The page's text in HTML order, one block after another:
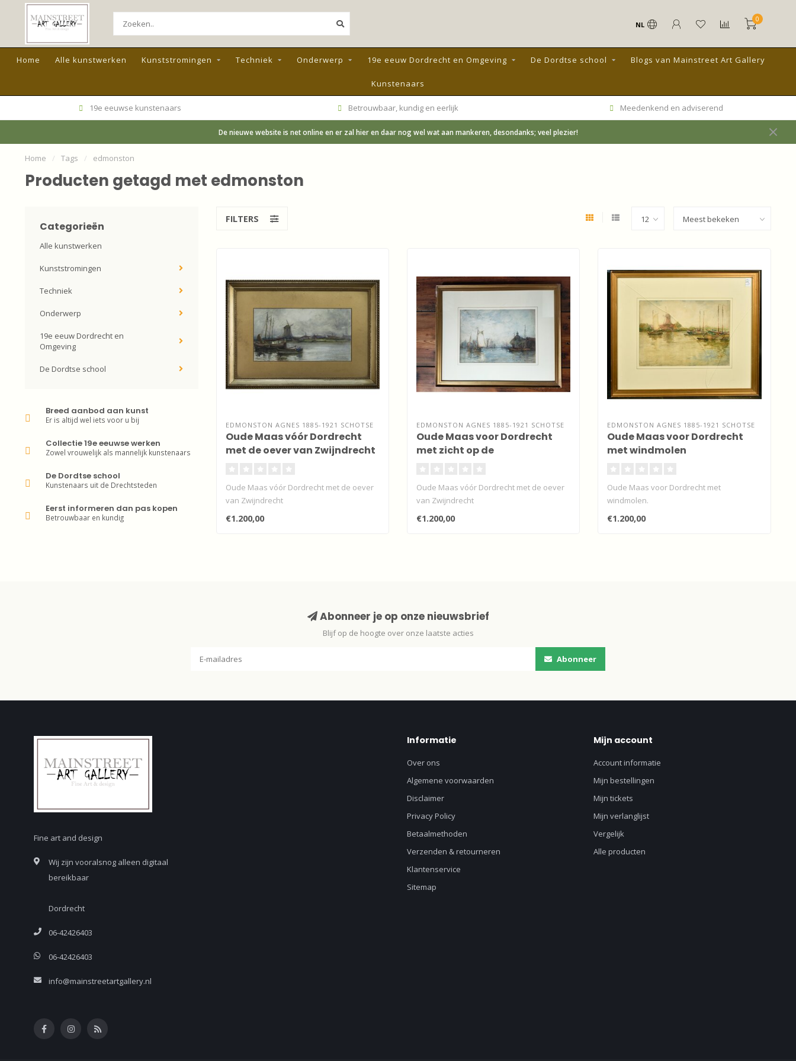
NL
0
Home Alle kunstwerken Kunststromingen Techniek Onderwerp 19e eeuw Dordrecht en Omgeving De Dordtse school Blogs van Mainstreet Art Gallery
Kunstenaars
19e eeuwse kunstenaars Betrouwbaar, kundig en eerlijk Meedenkend en adviserend
De nieuwe website is net online en er zal hier en daar nog wel wat aan mankeren, desondanks; veel plezier!
Home / Tags / edmonston
Producten getagd met edmonston
Categorieën
Alle kunstwerken
Kunststromingen
Techniek
Onderwerp
19e eeuw Dordrecht en
Omgeving
De Dordtse school
Breed aanbod aan kunst
Er is altijd wel iets voor u bij
Collectie 19e eeuwse werken
Zowel vrouwelijk als mannelijk kunstenaars
De Dordtse school
Kunstenaars uit de Drechtsteden
Eerst informeren dan pas kopen
Betrouwbaar en kundig
FILTERS
EDMONSTON AGNES 1885-1921 SCHOTSE
Oude Maas vóór Dordrecht
met de oever van Zwijndrecht
Oude Maas vóór Dordrecht met de oever
van Zwijndrecht
€1.200,00
EDMONSTON AGNES 1885-1921 SCHOTSE
Oude Maas voor Dordrecht
met zicht op de
Oude Maas vóór Dordrecht met de oever
van Zwijndrecht
€1.200,00
EDMONSTON AGNES 1885-1921 SCHOTSE
Oude Maas voor Dordrecht
met windmolen
Oude Maas voor Dordrecht met
windmolen.
€1.200,00
Abonneer je op onze nieuwsbrief
Blijf op de hoogte over onze laatste acties
Abonneer
Fine art and design
Wij zijn vooralsnog alleen digitaal
bereikbaar
Dordrecht
06-42426403
06-42426403
info@mainstreetartgallery.nl
Informatie
Over ons
Algemene voorwaarden
Disclaimer
Privacy Policy
Betaalmethoden
Verzenden & retourneren
Klantenservice
Sitemap
Mijn account
Account informatie
Mijn bestellingen
Mijn tickets
Mijn verlanglijst
Vergelijk
Alle producten